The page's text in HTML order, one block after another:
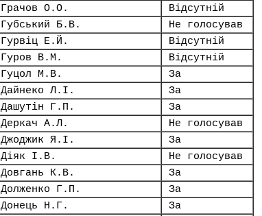
Грачов О.О.
Відсутній
Губський Б.В.
Не голосував
Гурвіц Е.Й.
Відсутній
Гуров В.М.
Відсутній
Гуцол М.В.
За
Дайнеко Л.І.
За
Дашутін Г.П.
За
Деркач А.Л.
Не голосував
Джоджик Я.І.
За
Діяк І.В.
Не голосував
Довгань К.В.
За
Долженко Г.П.
За
Донець Н.Г.
За